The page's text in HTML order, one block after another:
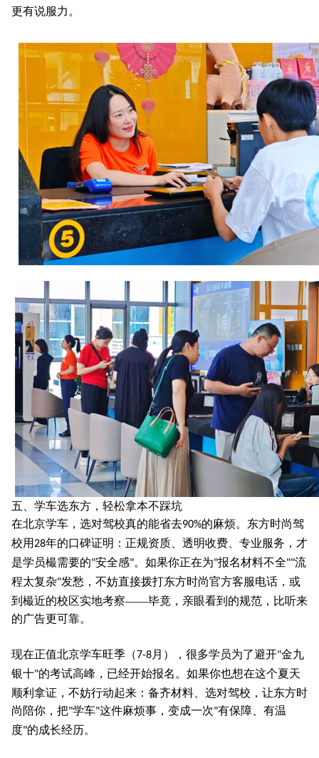
更有说服力。
五、学车选东方，轻松拿本不踩坑
在北京学车，选对驾校真的能省去90%的麻烦。东方时尚驾
校用28年的口碑证明：正规资质、透明收费、专业服务，才
是学员樶需要的"安全感"。如果你正在为"报名材料不全""流
程太复杂"发愁，不妨直接拨打东方时尚官方客服电话，或
到樶近的校区实地考察——毕竟，亲眼看到的规范，比听来
的广告更可靠。
现在正值北京学车旺季（7-8月），很多学员为了避开"金九
银十"的考试高峰，已经开始报名。如果你也想在这个夏天
顺利拿证，不妨行动起来：备齐材料、选对驾校，让东方时
尚陪你，把"学车"这件麻烦事，变成一次"有保障、有温
度"的成长经历。